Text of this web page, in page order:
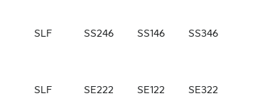
SLF SS246 SS146 SS346
SLF SE222 SE122 SE322